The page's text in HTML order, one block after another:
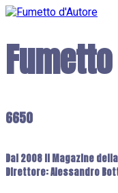
6650
Dal 2008 il Magazine
Direttore: Alessandro